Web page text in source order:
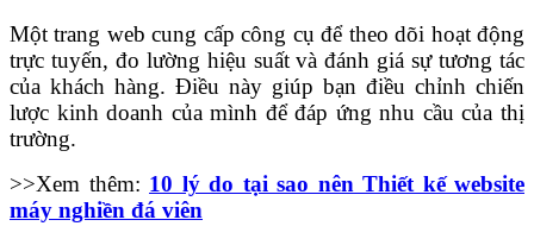
Một trang web cung cấp công cụ để theo dõi hoạt động
trực tuyến, đo lường hiệu suất và đánh giá sự tương tác
của khách hàng. Điều này giúp bạn điều chỉnh chiến
lược kinh doanh của mình để đáp ứng nhu cầu của thị
trường.
>>Xem thêm: 10 lý do tại sao nên Thiết kế website
máy nghiền đá viên